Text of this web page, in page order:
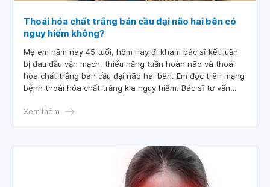
Thoái hóa chất trắng bán cầu đại não hai bên có
nguy hiểm không?
Mẹ em năm nay 45 tuổi, hôm nay đi khám bác sĩ kết luận
bị đau đầu vận mạch, thiểu năng tuần hoàn não và thoái
hóa chất trắng bán cầu đại não hai bên. Em đọc trên mạng
bệnh thoái hóa chất trắng kia nguy hiểm. Bác sĩ tư vấn
và thoái hóa chất trắng bán cầu đại não hai bên có nguy
Xem thêm